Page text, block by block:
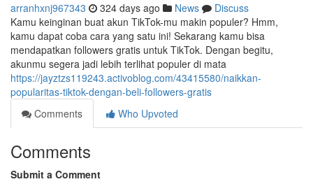
arranhxnj967343 324 days ago News
Discuss
Kamu keinginan buat akun TikTok-mu makin populer? Hmm,
kamu dapat coba cara yang satu ini! Sekarang kamu bisa
mendapatkan followers gratis untuk TikTok. Dengan begitu,
akunmu segera jadi lebih terlihat populer di mata
https://jayztzs119243.activoblog.com/43415580/naikkan-
popularitas-tiktok-dengan-beli-followers-gratis
Comments
Who Upvoted
Comments
Submit a Comment